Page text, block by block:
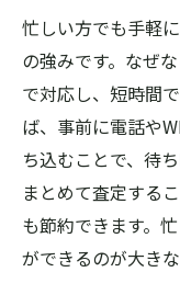
買取大吉
が好評な
幅広い
の強み
リピータ
力的なサ
家電や家具を
買取大吉
忙しい方でも手軽
の強みです。なぜ
で対応し、短時間
ば、事前に電話や
ち込むことで、待
まとめて査定する
も節約できます。
ができるのが大きな